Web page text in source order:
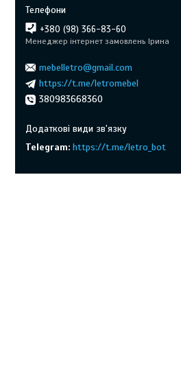
+380 (98) 366-83-60
Менеджер інтернет замовлень Ірина
mebelletro@gmail.com
https://t.me/letromebel
380983668360
Telegram https://t.me/letro_bot